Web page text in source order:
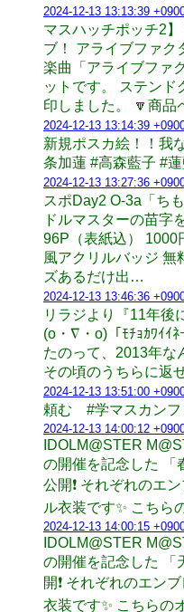
2024-12-13 13:13:39
マスハッチポッチ2
ブ！ アライブファク
楽曲「アライブファ
ットです。 ステンド
印しました。 🔽商品
2024-12-13 13:14:39
新規ポスカ絵！！
条加蓮 #高森藍子 #
2024-12-13 13:27:36
スポDay2 O-3a「ち
ドルマスターの苗字
96P（表紙込） 1000
風アクリルバッジ
ズあるだけ出…
2024-12-13 13:46:36
リラジより『11年後
(o・∇・o)「ﾓﾁｮｶﾜｲｲ
たのって、2013年な
その頃のうちらに返
2024-12-13 13:51:00
頼む #学マスカンフ
2024-12-13 14:00:12
IDOLM@STER
の開催を記念した 「
公開❗️ それぞれのエ
ル衣装です✨️ こち
2024-12-13 14:00:15
IDOLM@STER
の開催を記念した 「
開❗️ それぞれのエン
衣装です✨️ こちらの